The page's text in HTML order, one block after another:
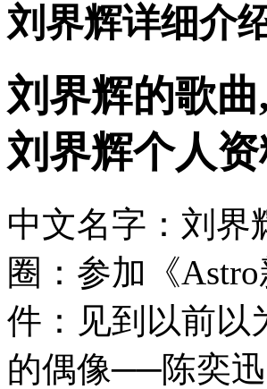
刘界辉详细介
刘界辉的歌
刘界辉个人
中文名字：刘界
圈：参加《
件：见到以前以
的偶像──陈奕